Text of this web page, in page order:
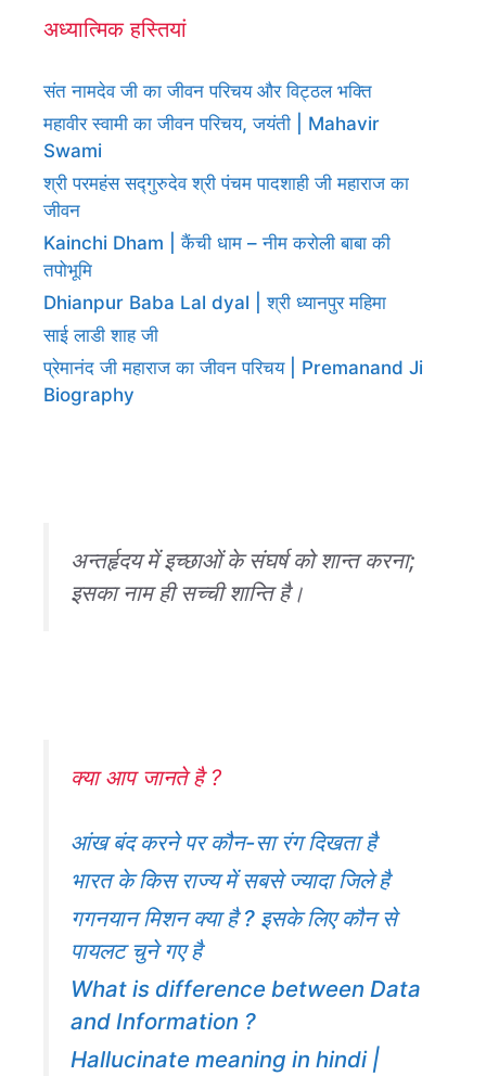
अध्यात्मिक हस्तियां
संत नामदेव जी का जीवन परिचय और विट्ठल भक्ति
महावीर स्वामी का जीवन परिचय, जयंती | Mahavir
Swami
श्री परमहंस सद्गुरुदेव श्री पंचम पादशाही जी महाराज का
जीवन
Kainchi Dham | कैंची धाम – नीम करोली बाबा की
तपोभूमि
Dhianpur Baba Lal dyal | श्री ध्यानपुर महिमा
साई लाडी शाह जी
प्रेमानंद जी महाराज का जीवन परिचय | Premanand Ji
Biography
अन्तर्हृदय में इच्छाओं के संघर्ष को शान्त करना;
इसका नाम ही सच्ची शान्ति है।
क्या आप जानते है ?
आंख बंद करने पर कौन-सा रंग दिखता है
भारत के किस राज्य में सबसे ज्यादा जिले है
गगनयान मिशन क्या है ? इसके लिए कौन से
पायलट चुने गए है
What is difference between Data
and Information ?
Hallucinate meaning in hindi |